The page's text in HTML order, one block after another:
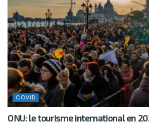
COVID
ONU: le tourisme international en